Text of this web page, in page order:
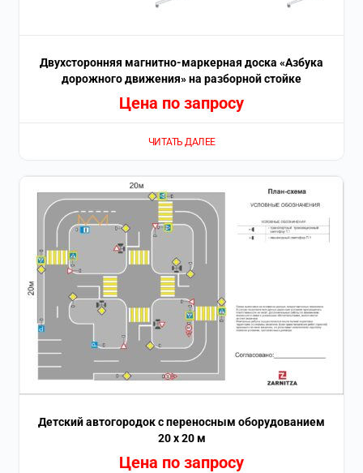
Двухсторонняя магнитно-маркерная доска «Азбука
дорожного движения» на разборной стойке
Цена по запросу
ЧИТАТЬ ДАЛЕЕ
Детский автогородок с переносным оборудованием
20 х 20 м
Цена по запросу